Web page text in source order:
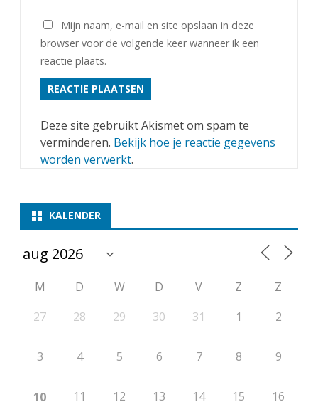
Mijn naam, e-mail en site opslaan in deze
browser voor de volgende keer wanneer ik een
reactie plaats.
Deze site gebruikt Akismet om spam te
verminderen. Bekijk hoe je reactie gegevens
worden verwerkt.
KALENDER
M D W D V Z
Z
27
28 29 30 31 1 2
3 4 5 6 7 8 9
10 11 12 13 14 15 16